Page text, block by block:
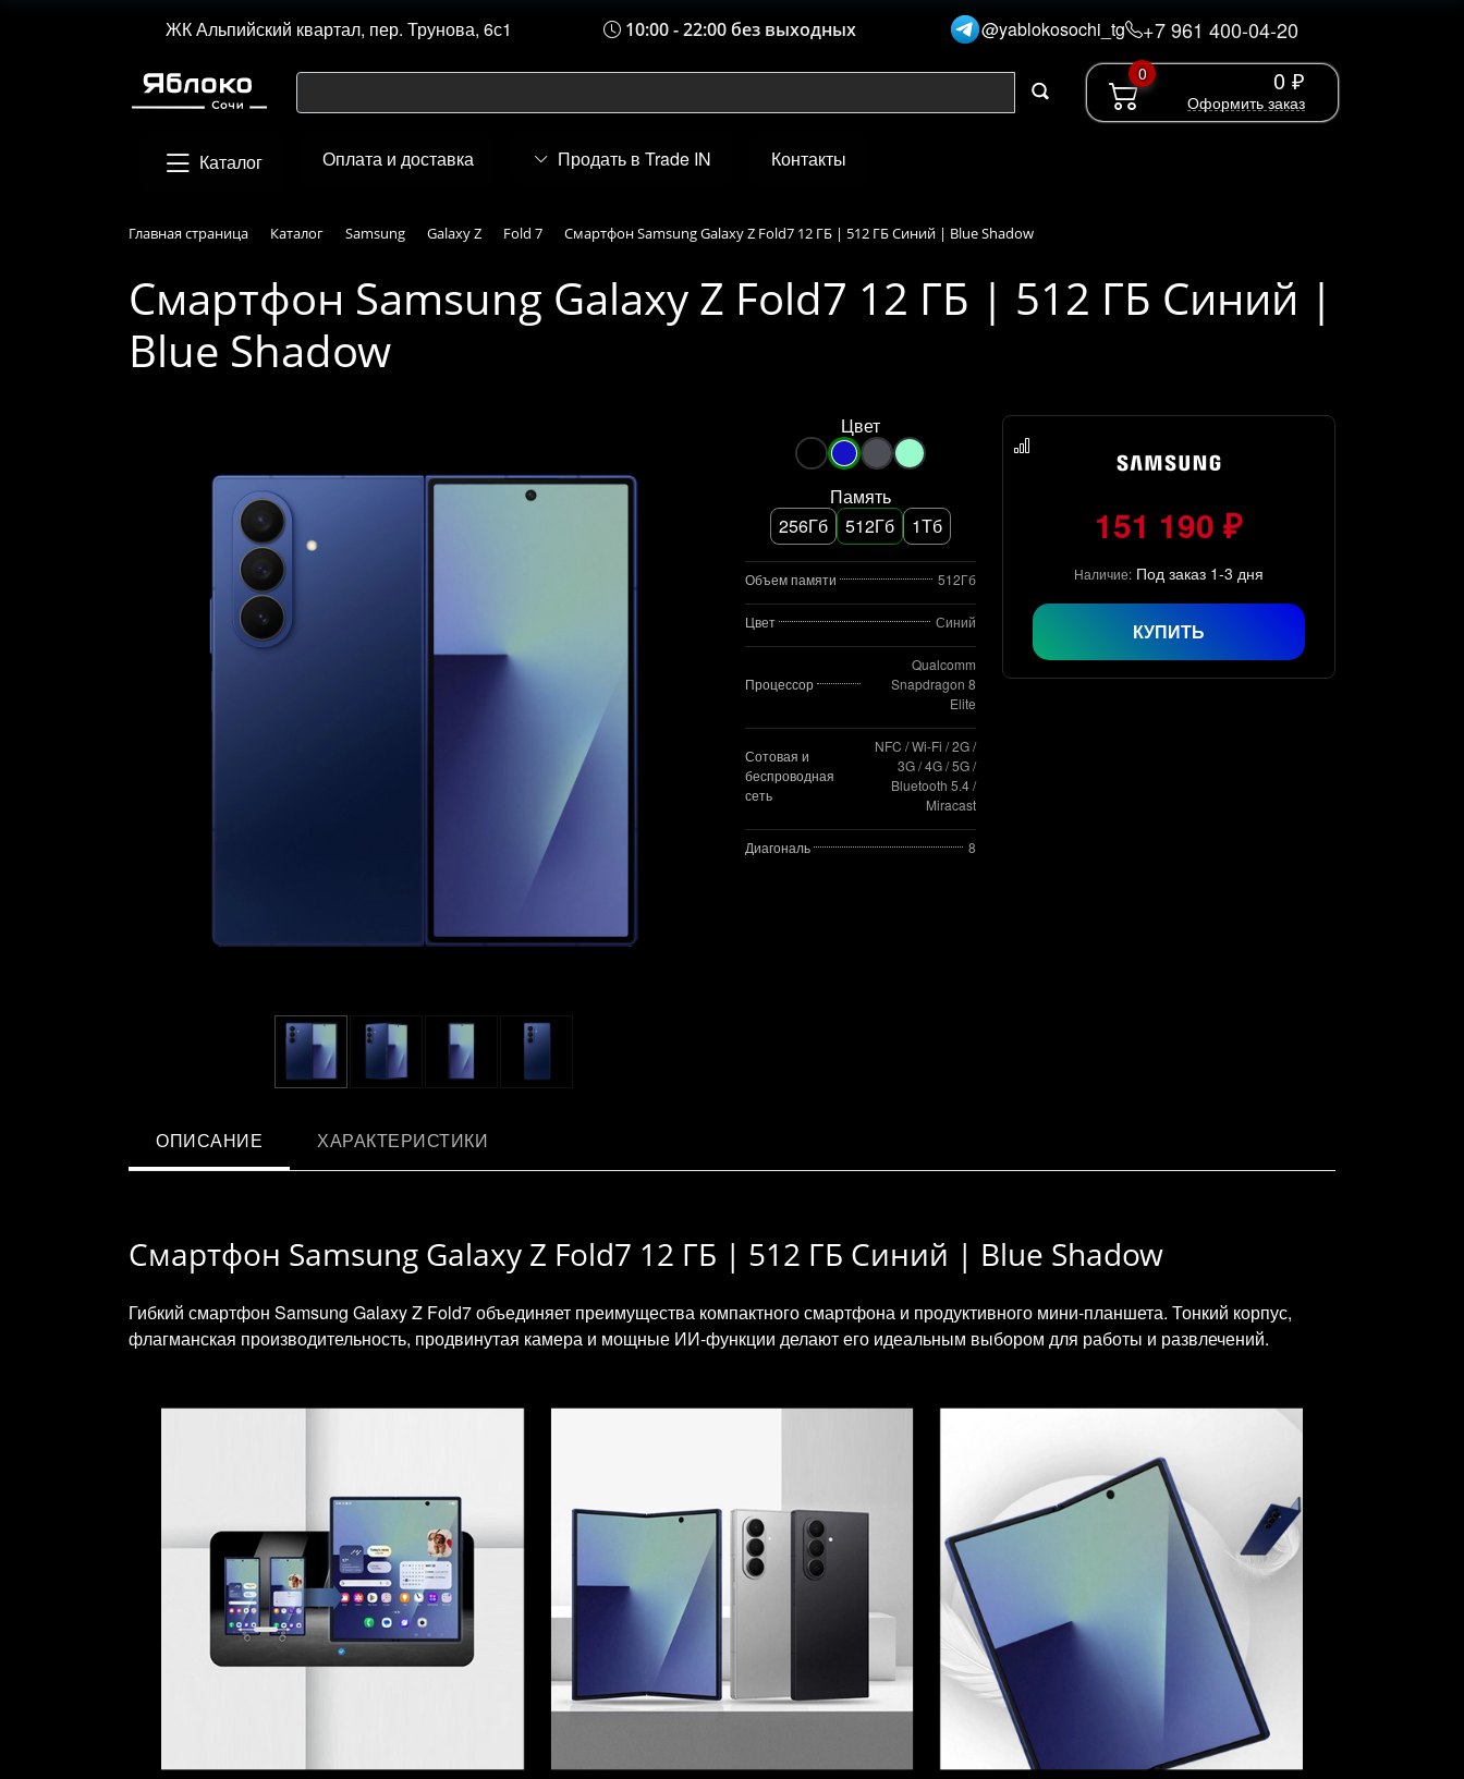
ЖК Альпийский квартал, пер. Трунова, 6с1 10:00 - 22:00 без выходных @yablokosochi_tg +7 961 400-04-20
0 0 ₽
Оформить заказ
Каталог Оплата и доставка Продать в Trade IN Контакты
Главная страница Каталог Samsung Galaxy Z Fold 7 Смартфон Samsung Galaxy Z Fold7 12 ГБ | 512 ГБ Синий | Blue Shadow
Смартфон Samsung Galaxy Z Fold7 12 ГБ | 512 ГБ Синий |
Blue Shadow
Цвет
Память
256Гб
512Гб 1Тб
Объем памяти 512Гб
Цвет Синий
Процессор
Qualcomm
Snapdragon 8
Elite
Сотовая и
беспроводная
сеть
NFC / Wi-Fi / 2G /
3G / 4G / 5G /
Bluetooth 5.4 /
Miracast
Диагональ 8
151 190 ₽
Наличие: Под заказ 1-3 дня
КУПИТЬ
ОПИСАНИЕ ХАРАКТЕРИСТИКИ
Смартфон Samsung Galaxy Z Fold7 12 ГБ | 512 ГБ Синий | Blue Shadow
Гибкий смартфон Samsung Galaxy Z Fold7 объединяет преимущества компактного смартфона и продуктивного мини‑планшета. Тонкий корпус,
флагманская производительность, продвинутая камера и мощные ИИ‑функции делают его идеальным выбором для работы и развлечений.